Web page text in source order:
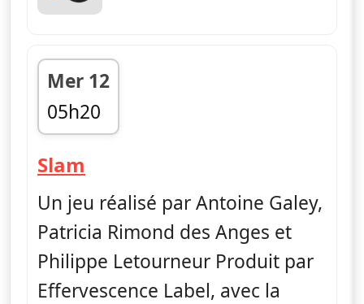
Mer 12
05h20
fin 06h01
Slam
Un jeu réalisé par Antoine Galey,
Patricia Rimond des Anges et
Philippe Letourneur Produit par
Effervescence Label, avec la